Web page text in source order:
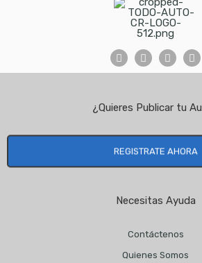
¿Quieres Publicar tu
REGISTRATE AHORA
Necesitas Ayuda
Contáctenos
Quienes Somos